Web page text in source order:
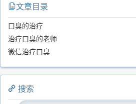
文章目录
口臭的治疗
治疗口臭的老师
微信治疗口臭
搜索